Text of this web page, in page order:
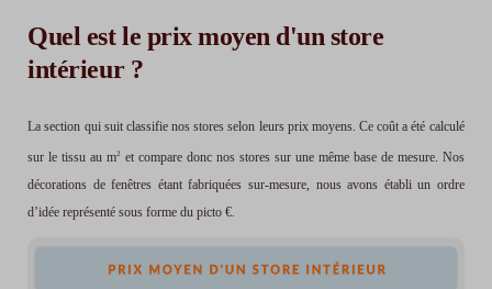
Quel est le prix moyen d'un store
intérieur ?
La section qui suit classifie nos stores selon leurs prix moyens. Ce coût a été calculé
sur le tissu au m2
et compare donc nos stores sur une même base de mesure. Nos
décorations de fenêtres étant fabriquées sur-mesure, nous avons établi un ordre
d’idée représenté sous forme du picto €.